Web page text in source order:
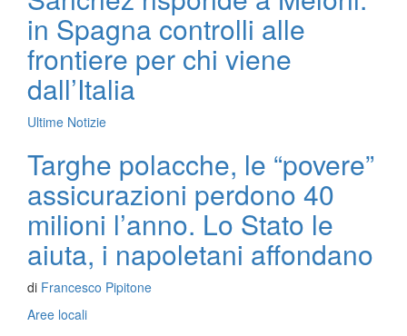
in Spagna controlli alle
frontiere per chi viene
dall’Italia
Ultime Notizie
Targhe polacche, le “povere”
assicurazioni perdono 40
milioni l’anno. Lo Stato le
aiuta, i napoletani affondano
di Francesco Pipitone
Aree locali